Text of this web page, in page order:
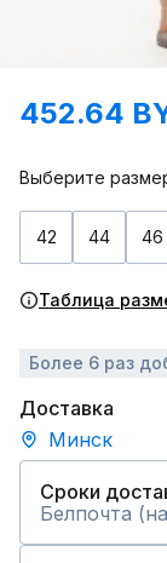
452.64
Выберите
42 44 46
Таблица
Более 6 раз
Доставка
Минск
Сроки
Белпочта